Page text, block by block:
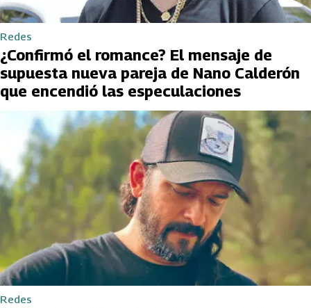
Redes
¿Confirmó el romance? El mensaje de
supuesta nueva pareja de Nano Calderón
que encendió las especulaciones
Redes